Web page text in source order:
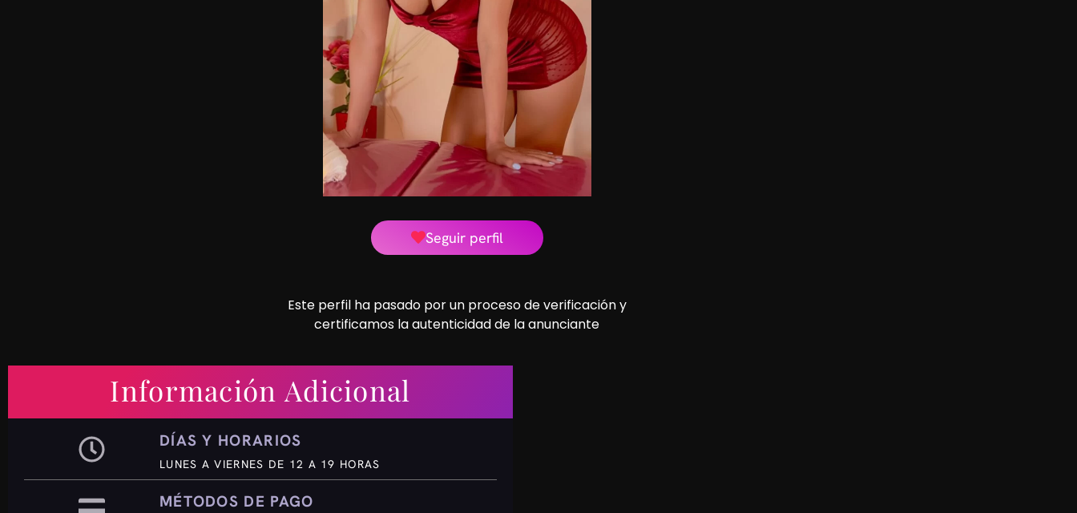
Seguir perfil
Este perfil ha pasado por un proceso de verificación y
certificamos la autenticidad de la anunciante
Información Adicional
DÍAS Y HORARIOS
LUNES A VIERNES DE 12 A 19 HORAS
MÉTODOS DE PAGO